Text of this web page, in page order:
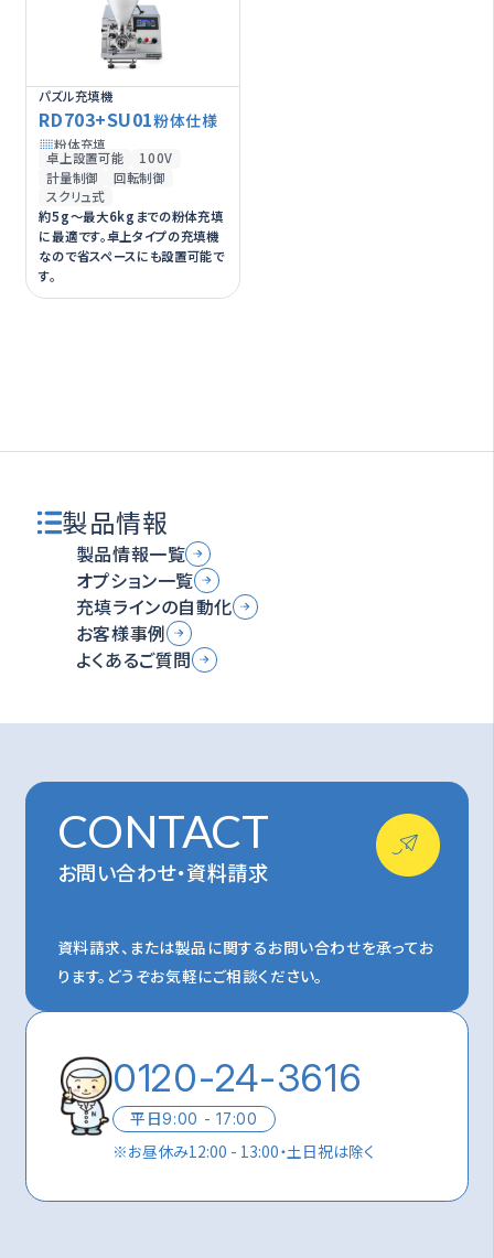
パズル充填機
RD703+SU01粉体仕様
粉体充填
卓上設置可能
100V
計量制御
回転制御
スクリュ式
約5g～最大6kgまでの粉体充填
に最適です。卓上タイプの充填機
なので省スペースにも設置可能で
す。
製品情報
製品情報一覧
オプション一覧
充填ラインの自動化
お客様事例
よくあるご質問
CONTACT
お問い合わせ・資料請求
資料請求、または製品に関するお問い合わせを承ってお
ります。 どうぞお気軽にご相談ください。
0120-24-3616
平日9:00 - 17:00
※お昼休み12:00 - 13:00・土日祝は除く